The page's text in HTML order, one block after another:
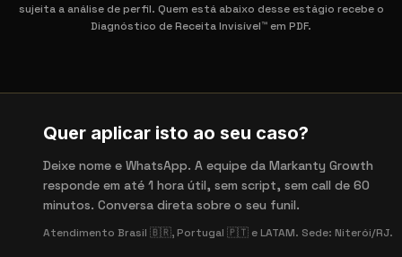
sujeita a análise de perfil. Quem está abaixo desse estágio recebe o
Diagnóstico de Receita Invisível™ em PDF.
Quer aplicar isto ao seu caso?
Deixe nome e WhatsApp. A equipe da Markanty Growth
responde em até 1 hora útil, sem script, sem call de 60
minutos. Conversa direta sobre o seu funil.
Atendimento Brasil 🇧🇷, Portugal 🇵🇹 e LATAM. Sede: Niterói/RJ.